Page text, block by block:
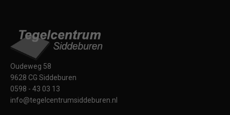
Oudeweg 58
9628 CG Siddeburen
0598 - 43 03 13
info@tegelcentrumsiddeburen.nl